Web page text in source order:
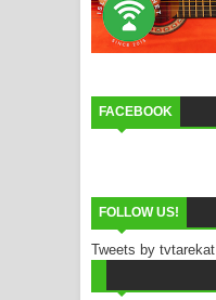
FACEBOOK
FOLLOW US!
Tweets by tvtarekat